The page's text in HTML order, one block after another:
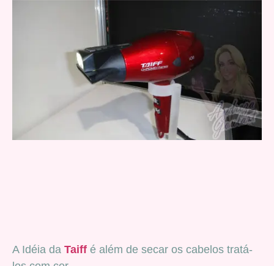
A Idéia da Taiff é além de secar os cabelos tratá-